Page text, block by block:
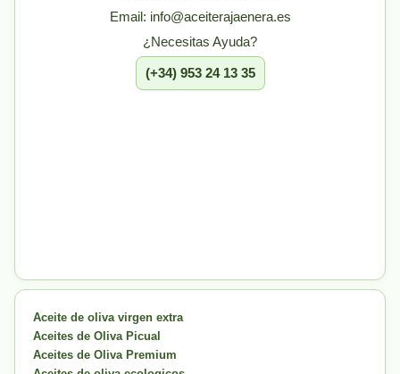
Email: info@aceiterajaenera.es
¿Necesitas Ayuda?
(+34) 953 24 13 35
Aceite de oliva virgen extra
Aceites de Oliva Picual
Aceites de Oliva Premium